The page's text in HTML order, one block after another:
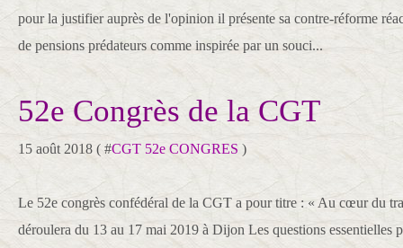
pour la justifier auprès de l'opinion il présente sa contre-réforme
de pensions prédateurs comme inspirée par un souci...
52e Congrès de la CGT
15 août 2018 ( #CGT 52e CONGRES )
Le 52e congrès confédéral de la CGT a pour titre : « Au cœur du
déroulera du 13 au 17 mai 2019 à Dijon Les questions essentielles